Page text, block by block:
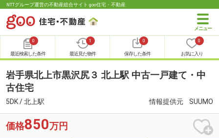
NTTグループ運営の不動産総合サイト goo住宅・不動産
0
最近検索した条件
1
最近見た物件
0
保存した条件
0
お気に入り
岩手県北上市黒沢尻３ 北上駅 中古一戸建て・中
古住宅
5DK / 北上駅 情報提供元 SUUMO
価格850万円